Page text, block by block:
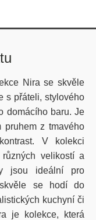
Nira se skvěle
s přáteli, stylového
domácího baru. Je
pruhem z tmavého
V kolekci
velikostí a
jsou ideální pro
se hodí do
kuchyní či
je kolekce, která